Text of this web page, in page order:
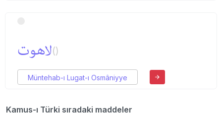
لاهوت()
Müntehab-ı Lugat-ı Osmâniyye
Kamus-ı Türki sıradaki maddeler